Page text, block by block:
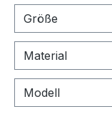
Größe
Material
Modell